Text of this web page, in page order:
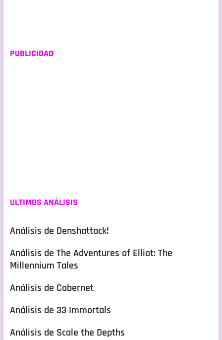
PUBLICIDAD
ULTIMOS ANÁLISIS
Análisis de Denshattack!
Análisis de The Adventures of Elliot: The
Millennium Tales
Análisis de Cabernet
Análisis de 33 Immortals
Análisis de Scale the Depths